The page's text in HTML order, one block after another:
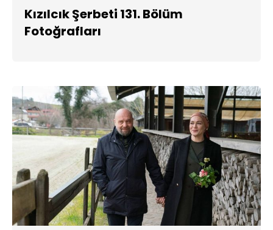
Kızılcık Şerbeti 131. Bölüm
Fotoğrafları